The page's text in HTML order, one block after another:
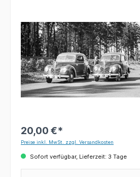
20,00 €*
Preise inkl. MwSt. zzgl. Versandkosten
Sofort verfügbar, Lieferzeit: 3 Tage